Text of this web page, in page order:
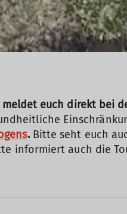
euch direkt bei
. Bitte seht euch
informiert auch die